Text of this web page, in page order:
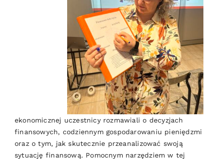
ekonomicznej uczestnicy rozmawiali o decyzjach
finansowych, codziennym gospodarowaniu pieniędzmi
oraz o tym, jak skutecznie przeanalizować swoją
sytuację finansową. Pomocnym narzędziem w tej